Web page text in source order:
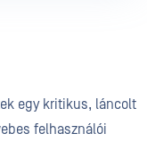
egy kritikus, láncolt
felhasználói